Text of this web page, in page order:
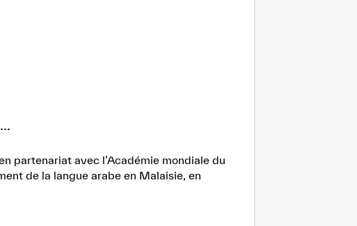
partenariat avec l’Académie mondiale du
de la langue arabe en Malaisie, en